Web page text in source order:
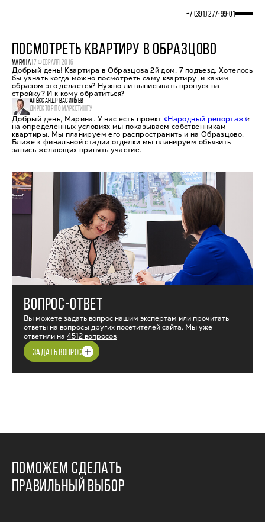
+7 (391) 277‒99‒01
ПОСМОТРЕТЬ КВАРТИРУ В ОБРАЗЦОВО
МАРИНА17 ФЕВРАЛЯ 2016
Добрый день! Квартира в Образцова 2й дом, 7 подъезд. Хотелось
бы узнать когда можно посмотреть саму квартиру, и каким
образом это делается? Нужно ли выписывать пропуск на
стройку? И к кому обратиться?
АЛЕКСАНДР ВАСИЛЬЕВ
ДИРЕКТОР ПО МАРКЕТИНГУ
Добрый день, Марина. У нас есть проект«Народный репортаж»:
на определенных условиях мы показываем собственникам
квартиры. Мы планируем его распространить и на Образцово.
Ближе к финальной стадии отделки мы планируем объявить
запись желающих принять участие.
ВОПРОС-ОТВЕТ
Вы можете задать вопрос нашим экспертам или прочитать
ответы на вопросы других посетителей сайта. Мы уже
ответили на 4512 вопросов
ЗАДАТЬ ВОПРОС
ПОМОЖЕМ СДЕЛАТЬ
ПРАВИЛЬНЫЙ ВЫБОР